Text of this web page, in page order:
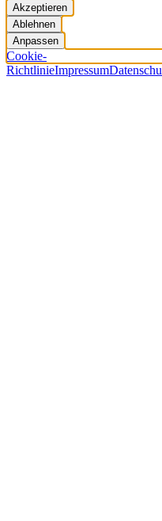
Akzeptieren
Ablehnen
Anpassen
Cookie-
RichtlinieImpressum